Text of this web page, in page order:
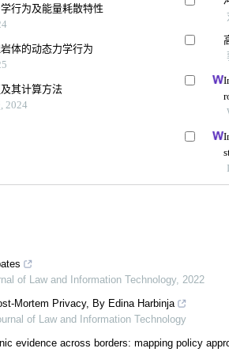
行为及能量耗散特性
体的动态力学行为
其计算方法
2024
of Law and Information Technology, 2022
Mortem Privacy, By Edina Harbinja
of Law and Information Technology
evidence across borders: mapping policy